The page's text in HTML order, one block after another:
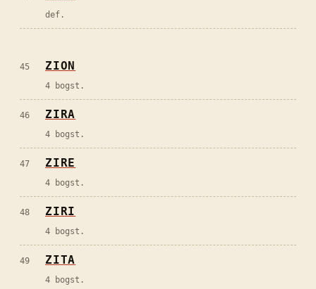
def.
45 ZION
4 bogst.
46 ZIRA
4 bogst.
47 ZIRE
4 bogst.
48 ZIRI
4 bogst.
49 ZITA
4 bogst.